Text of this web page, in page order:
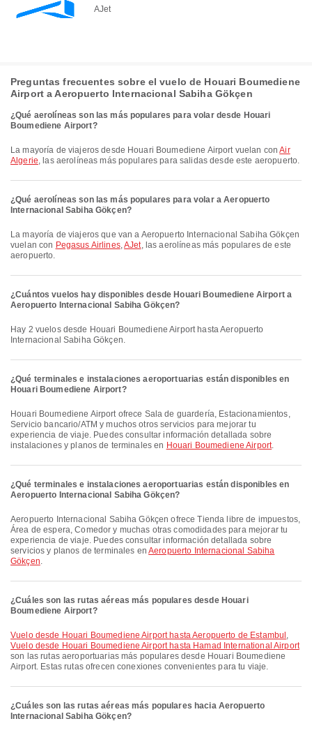
AJet
Preguntas frecuentes sobre el vuelo de Houari Boumediene
Airport a Aeropuerto Internacional Sabiha Gökçen
¿Qué aerolíneas son las más populares para volar desde Houari
Boumediene Airport?
La mayoría de viajeros desde Houari Boumediene Airport vuelan conAir
Algerie, las aerolíneas más populares para salidas desde este aeropuerto.
¿Qué aerolíneas son las más populares para volar a Aeropuerto
Internacional Sabiha Gökçen?
La mayoría de viajeros que van a Aeropuerto Internacional Sabiha Gökçen
vuelan con Pegasus Airlines,AJet, las aerolíneas más populares de este
aeropuerto.
¿Cuántos vuelos hay disponibles desde Houari Boumediene Airport a
Aeropuerto Internacional Sabiha Gökçen?
Hay 2 vuelos desde Houari Boumediene Airport hasta Aeropuerto
Internacional Sabiha Gökçen.
¿Qué terminales e instalaciones aeroportuarias están disponibles en
Houari Boumediene Airport?
Houari Boumediene Airport ofrece Sala de guardería, Estacionamientos,
Servicio bancario/ATM y muchos otros servicios para mejorar tu
experiencia de viaje. Puedes consultar información detallada sobre
instalaciones y planos de terminales en Houari Boumediene Airport.
¿Qué terminales e instalaciones aeroportuarias están disponibles en
Aeropuerto Internacional Sabiha Gökçen?
Aeropuerto Internacional Sabiha Gökçen ofrece Tienda libre de impuestos,
Área de espera, Comedor y muchas otras comodidades para mejorar tu
experiencia de viaje. Puedes consultar información detallada sobre
servicios y planos de terminales enAeropuerto Internacional Sabiha
Gökçen.
¿Cuáles son las rutas aéreas más populares desde Houari
Boumediene Airport?
Vuelo desde Houari Boumediene Airport hasta Aeropuerto de Estambul ,
Vuelo desde Houari Boumediene Airport hasta Hamad International Airport
son las rutas aeroportuarias más populares desde Houari Boumediene
Airport. Estas rutas ofrecen conexiones convenientes para tu viaje.
¿Cuáles son las rutas aéreas más populares hacia Aeropuerto
Internacional Sabiha Gökçen?